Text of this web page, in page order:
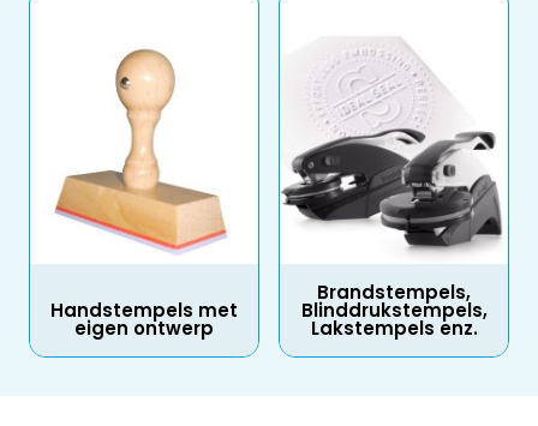
Handstempels met
eigen ontwerp
Brandstempels,
Blinddrukstempels,
Lakstempels enz.